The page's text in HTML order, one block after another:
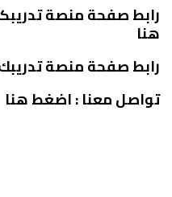
رابط صفحة منصة
هنا
رابط صفحة منصة
تواصل معنا :اضغط هنا